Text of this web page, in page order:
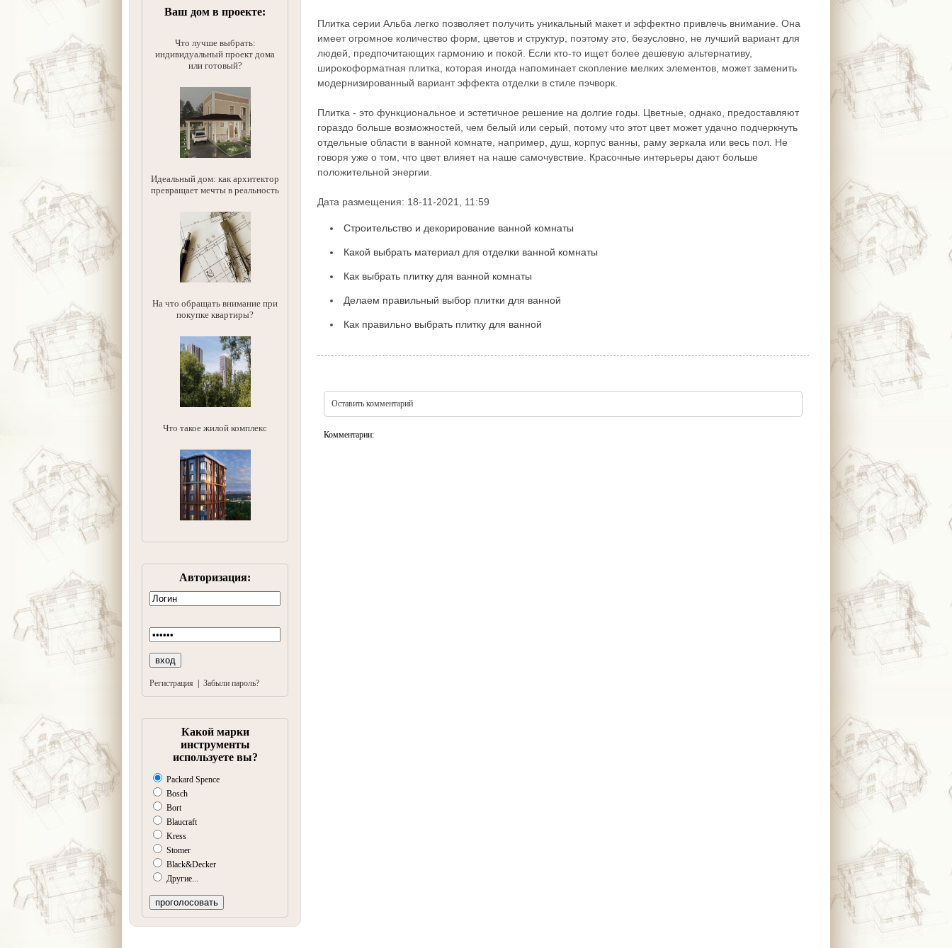
Плитка серии Альба легко позволяет получить уникальный макет и эффектно привлечь внимание. Она
имеет огромное количество форм, цветов и структур, поэтому это, безусловно, не лучший вариант для
людей, предпочитающих гармонию и покой. Если кто-то ищет более дешевую альтернативу,
широкоформатная плитка, которая иногда напоминает скопление мелких элементов, может заменить
модернизированный вариант эффекта отделки в стиле пэчворк.
Плитка - это функциональное и эстетичное решение на долгие годы. Цветные, однако, предоставляют
гораздо больше возможностей, чем белый или серый, потому что этот цвет может удачно подчеркнуть
отдельные области в ванной комнате, например, душ, корпус ванны, раму зеркала или весь пол. Не
говоря уже о том, что цвет влияет на наше самочувствие. Красочные интерьеры дают больше
положительной энергии.
Дата размещения: 18-11-2021, 11:59
Строительство и декорирование ванной комнаты
Какой выбрать материал для отделки ванной комнаты
Как выбрать плитку для ванной комнаты
Делаем правильный выбор плитки для ванной
Как правильно выбрать плитку для ванной
Оставить комментарий
Комментарии:
Ваш дом в проекте:
Что лучше выбрать:
индивидуальный проект дома
или готовый?
Идеальный дом: как архитектор
превращает мечты в реальность
На что обращать внимание при
покупке квартиры?
Что такое жилой комплекс
Авторизация:
Регистрация Забыли пароль?
Какой марки
инструменты
используете вы?
Packard Spence
Bosch
Bort
Blaucraft
Kress
Stomer
Black&Decker
Другие...